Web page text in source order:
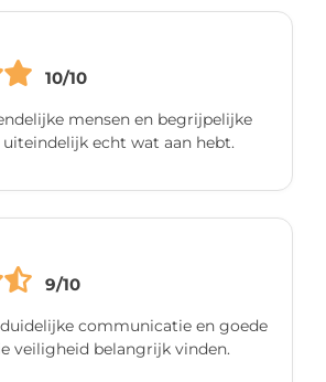
10/10
mensen en begrijpelijke
echt wat aan hebt.
9/10
communicatie en goede
veiligheid belangrijk vinden.